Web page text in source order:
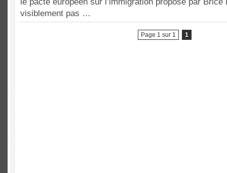
visiblement pas …
Page 1 sur 1 1